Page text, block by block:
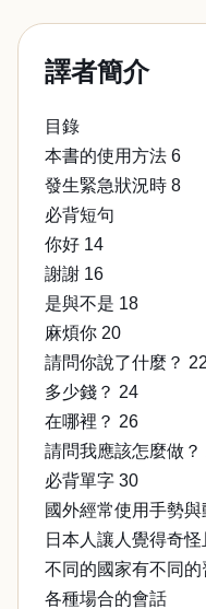
譯者簡介
目錄
本書的使用方法 6
發生緊急狀況時 8
必背短句
你好 14
謝謝 16
是與不是 18
麻煩你 20
請問你說了什麼？ 22
多少錢？ 24
在哪裡？ 26
請問我應該怎麼做？
必背單字 30
國外經常使用手勢
日本人讓人覺得奇
不同的國家有不同的
各種場合的會話